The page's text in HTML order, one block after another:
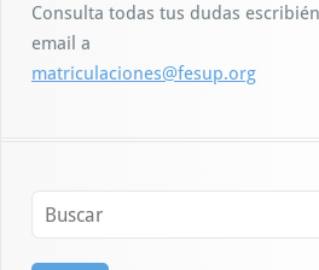
Consulta todas tus dudas
email a
matriculaciones@fesup.org